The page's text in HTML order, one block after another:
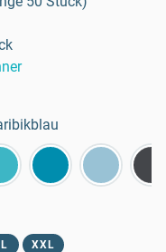
XXL